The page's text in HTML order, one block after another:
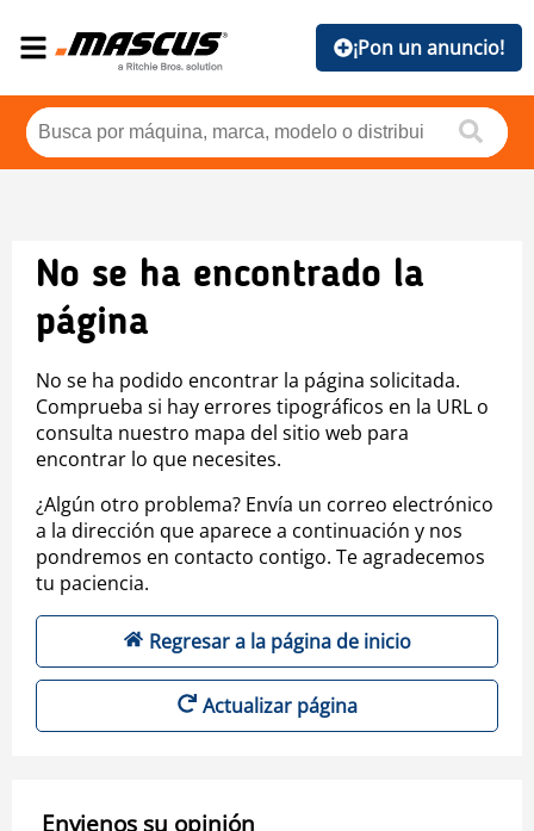
¡Pon un anuncio!
No se ha encontrado la
página
No se ha podido encontrar la página solicitada.
Comprueba si hay errores tipográficos en la URL o
consulta nuestro mapa del sitio web para
encontrar lo que necesites.
¿Algún otro problema? Envía un correo electrónico
a la dirección que aparece a continuación y nos
pondremos en contacto contigo. Te agradecemos
tu paciencia.
Regresar a la página de inicio
Actualizar página
Envienos su opinión